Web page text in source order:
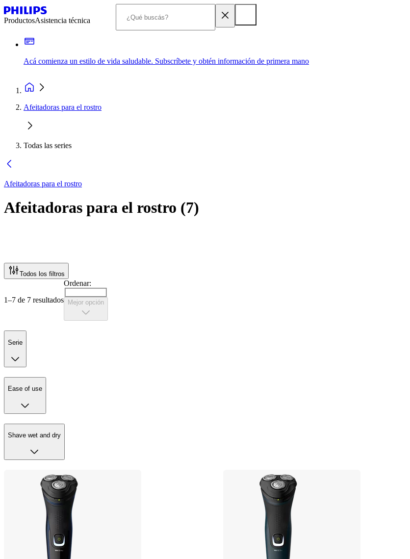
ProductosAsistencia técnica
Acá comienza un estilo de vida saludable. Subscríbete y obtén información de primera mano
Afeitadoras para el rostro
Todas las series
Afeitadoras para el rostro
Afeitadoras para el rostro (7)
Todos los filtros
1–7 de 7 resultados
Ordenar:
Mejor opción
Serie
Ease of use
Shave wet and dry